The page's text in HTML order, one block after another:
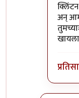
अन्